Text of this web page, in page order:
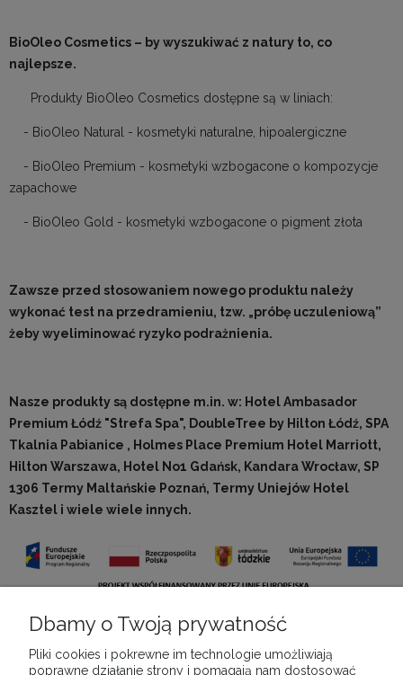
BioOleo Cosmetics – by wyszukiwać z natury to, co
najlepsze.
Produkty BioOleo Cosmetics dostępne są w liniach:
- BioOleo Natural - kosmetyki naturalne, hipoalergiczne
- BioOleo Premium - kosmetyki wzbogacone o kompozycje
zapachowe
- BioOleo Gold - kosmetyki wzbogacone o pigment złota
Zawsze przed stosowaniem nowego produktu należy
wykonać test na przedramieniu, tzw. „próbę uczuleniową”
żeby wyeliminować ryzyko podrażnienia.
Nasze produkty są dostępne m.in. w: Hotel Ambasador
Premium Łódź "Strefa Spa", DoubleTree by Hilton Łódź, SPA
Tkalnia Pabianice , Holmes Place Premium Hotel Marriott,
Hilton Warszawa, Hotel No1 Gdańsk, Kandara Wrocław, SP
1306 Termy Maltańskie Poznań, Termy Uniejów Hotel
Kasztel i wiele wiele innych.
Dbamy o Twoją prywatność
Pliki cookies i pokrewne im technologie umożliwiają
poprawne działanie strony i pomagają nam dostosować